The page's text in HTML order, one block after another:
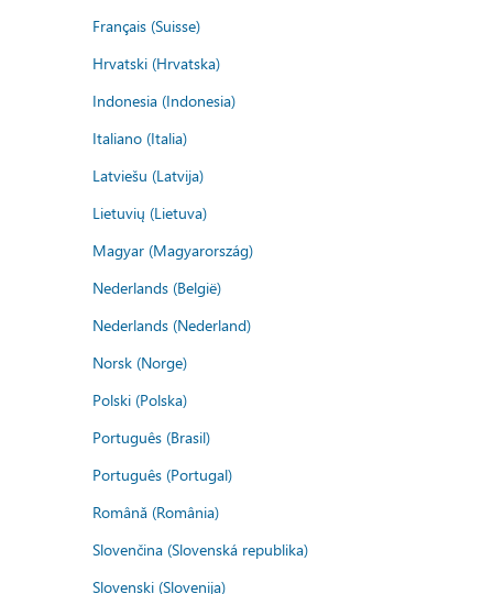
Français (Suisse)
Hrvatski (Hrvatska)
Indonesia (Indonesia)
Italiano (Italia)
Latviešu (Latvija)
Lietuvių (Lietuva)
Magyar (Magyarország)
Nederlands (België)
Nederlands (Nederland)
Norsk (Norge)
Polski (Polska)
Português (Brasil)
Português (Portugal)
Română (România)
Slovenčina (Slovenská republika)
Slovenski (Slovenija)